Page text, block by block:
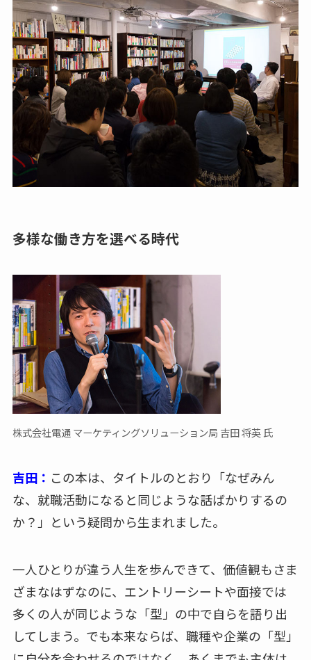
多様な働き方を選べる時代
株式会社電通 マーケティングソリューション局 吉田 将英 氏
吉田： この本は、タイトルのとおり「なぜみん
な、就職活動になると同じような話ばかりするの
か？」という疑問から生まれました。
一人ひとりが違う人生を歩んできて、価値観もさま
ざまなはずなのに、エントリーシートや面接では
多くの人が同じような「型」の中で自らを語り出
してしまう。でも本来ならば、職種や企業の「型」